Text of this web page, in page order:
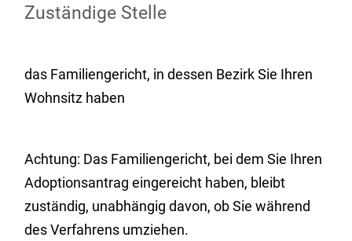
Zuständige Stelle
das Familiengericht, in dessen Bezirk Sie Ihren
Wohnsitz haben
Achtung: Das Familiengericht, bei dem Sie Ihren
Adoptionsantrag eingereicht haben, bleibt
zuständig, unabhängig davon, ob Sie während
des Verfahrens umziehen.